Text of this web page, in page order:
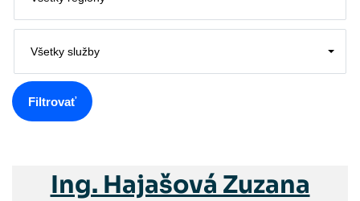
Ing. Hajašová Zuzana